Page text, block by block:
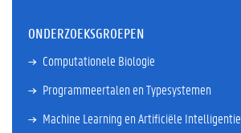
ONDERZOEKSGROEPEN
Computationele Biologie
Programmeertalen en Typesystemen
Machine Learning en Artificiële Intelligentie